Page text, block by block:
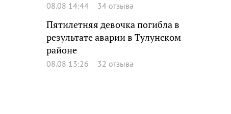
08.08 14:44 34 отзыва
Пятилетняя девочка погибла в
результате аварии в Тулунском
районе
08.08 13:26 32 отзыва